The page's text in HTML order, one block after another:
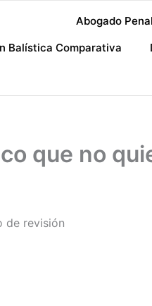
Abogado
Balística Comparativa
que no
de revisión